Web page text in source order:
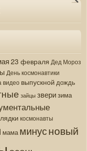
23 февраля Дед Мороз
День космонавтики
видео выпускной дождь
зайцы зверизима
космонавты
мама минусновый